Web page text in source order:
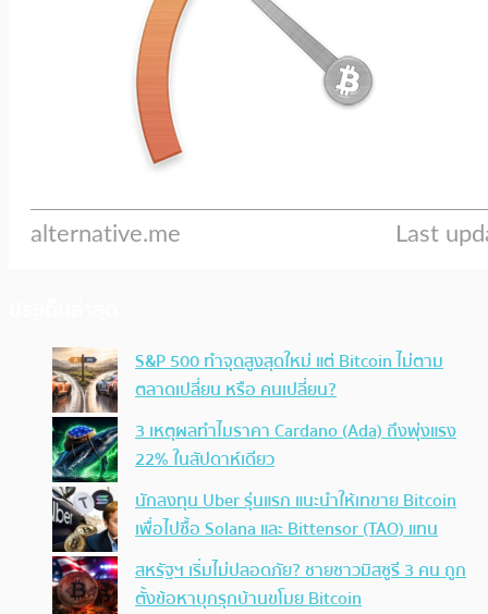
S&P 500 ทำจุดสูงสุดใหม่ แต่ Bitcoin ไม่ตาม
ตลาดเปลี่ยน หรือ คนเปลี่ยน?
3 เหตุผลทำไมราคา Cardano (Ada) ถึงพุ่งแรง
22% ในสัปดาห์เดียว
นักลงทุน Uber รุ่นแรก แนะนำให้เทขาย Bitcoin
เพื่อไปซื้อ Solana และ Bittensor (TAO) แทน
สหรัฐฯ เริ่มไม่ปลอดภัย? ชายชาวมิสซูรี 3 คน ถูก
ตั้งข้อหาบุกรุกบ้านขโมย Bitcoin